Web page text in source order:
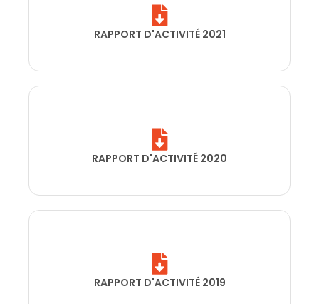
RAPPORT D'ACTIVITÉ 2021
RAPPORT D'ACTIVITÉ 2020
RAPPORT D'ACTIVITÉ 2019